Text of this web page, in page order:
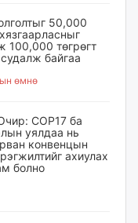
50,000
100,000 төгрөгт
байгаа
өмнө
COP17 ба
уялдаа нь
конвенцын
ахиулах
болно